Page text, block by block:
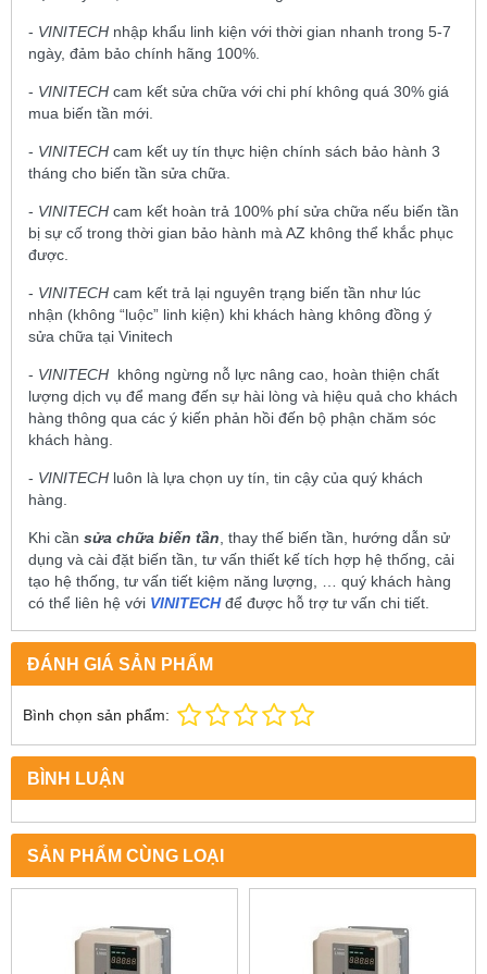
- VINITECH nhập khẩu linh kiện với thời gian nhanh trong 5-7
ngày, đảm bảo chính hãng 100%.
- VINITECH cam kết sửa chữa với chi phí không quá 30% giá
mua biến tần mới.
- VINITECH cam kết uy tín thực hiện chính sách bảo hành 3
tháng cho biến tần sửa chữa.
- VINITECH cam kết hoàn trả 100% phí sửa chữa nếu biến tần
bị sự cố trong thời gian bảo hành mà AZ không thể khắc phục
được.
- VINITECH cam kết trả lại nguyên trạng biến tần như lúc
nhận (không “luộc” linh kiện) khi khách hàng không đồng ý
sửa chữa tại Vinitech
- VINITECH không ngừng nỗ lực nâng cao, hoàn thiện chất
lượng dịch vụ để mang đến sự hài lòng và hiệu quả cho khách
hàng thông qua các ý kiến phản hồi đến bộ phận chăm sóc
khách hàng.
- VINITECH luôn là lựa chọn uy tín, tin cậy của quý khách
hàng.
Khi cần sửa chữa biến tần, thay thế biến tần, hướng dẫn sử
dụng và cài đặt biến tần, tư vấn thiết kế tích hợp hệ thống, cải
tạo hệ thống, tư vấn tiết kiệm năng lượng, … quý khách hàng
có thể liên hệ với VINITECHđể được hỗ trợ tư vấn chi tiết.
ĐÁNH GIÁ SẢN PHẨM
Bình chọn sản phẩm:
BÌNH LUẬN
SẢN PHẨM CÙNG LOẠI